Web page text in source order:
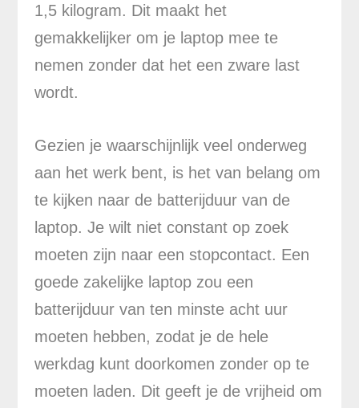
1,5 kilogram. Dit maakt het
gemakkelijker om je laptop mee te
nemen zonder dat het een zware last
wordt.
Gezien je waarschijnlijk veel onderweg
aan het werk bent, is het van belang om
te kijken naar de batterijduur van de
laptop. Je wilt niet constant op zoek
moeten zijn naar een stopcontact. Een
goede zakelijke laptop zou een
batterijduur van ten minste acht uur
moeten hebben, zodat je de hele
werkdag kunt doorkomen zonder op te
moeten laden. Dit geeft je de vrijheid om